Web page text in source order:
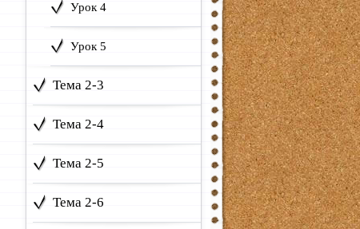
Урок 4
Урок 5
Тема 2-3
Тема 2-4
Тема 2-5
Тема 2-6